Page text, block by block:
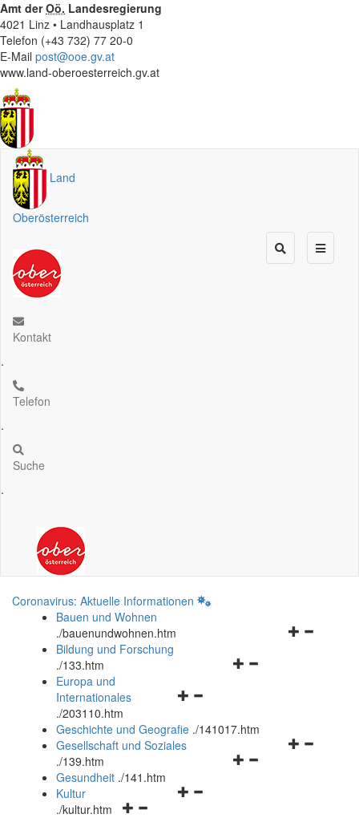
Amt derOö. Landesregierung
4021 Linz • Landhausplatz 1
Telefon (+43 732) 77 20-0
E-Mail post@ooe.gv.at
www.land-oberoesterreich.gv.at
Land
Oberösterreich
Kontakt
.
Telefon
.
Suche
.
Coronavirus: Aktuelle Informationen
Bauen und Wohnen
./bauenundwohnen.htm
Navigationsmenü
Bildung und Forschung
./133.htm
Navigationsmenü
und
schließen
Europa und
Internationales
./203110.htm
Geschichte und Geografie ./141017.htm
Navigationsmenü
Gesellschaft und Soziales
./139.htm
Navigationsmenü
Gesundheit ./141.htm
Navigationsmenü
Kultur
./kultur.htm